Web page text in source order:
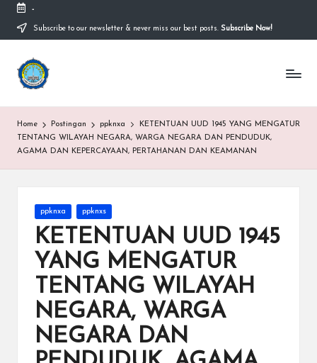
content
-
Subscribe to our newsletter & never miss our best posts. Subscribe Now!
S
M
A
S
y
Sekolah
Nasional
Ahlussunnah
Wal
Home Postingan ppknxa
KETENTUAN UUD 1945 YANG MENGATUR
TENTANG WILAYAH NEGARA, WARGA NEGARA DAN PENDUDUK,
AGAMA DAN KEPERCAYAAN, PERTAHANAN DAN KEAMANAN
Posted
in
ppknxa ppknxs
KETENTUAN UUD 1945
YANG MENGATUR
TENTANG WILAYAH
NEGARA, WARGA
NEGARA DAN